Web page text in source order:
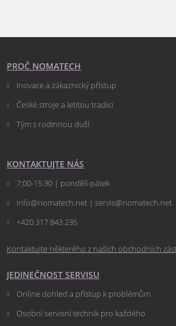
PROČ NOMATECH
Inovace a zákaznický přístup
České stroje a letitou tradici
Tým s rodinnou duší
KONTAKTUJTE NÁS
7:00-15:30 | pondělí-pátek
info@nomatech.net | servis@nomatech.net
+420 317 843 235
Kontaktujte některého z našich obchodních
JEDINEČNOST SERVISU
Online dohled a přístup k problémům
Osobní servisní technik pro každého